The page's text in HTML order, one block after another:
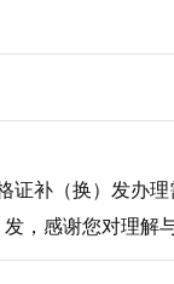
补（换）发办理
，感谢您对理解